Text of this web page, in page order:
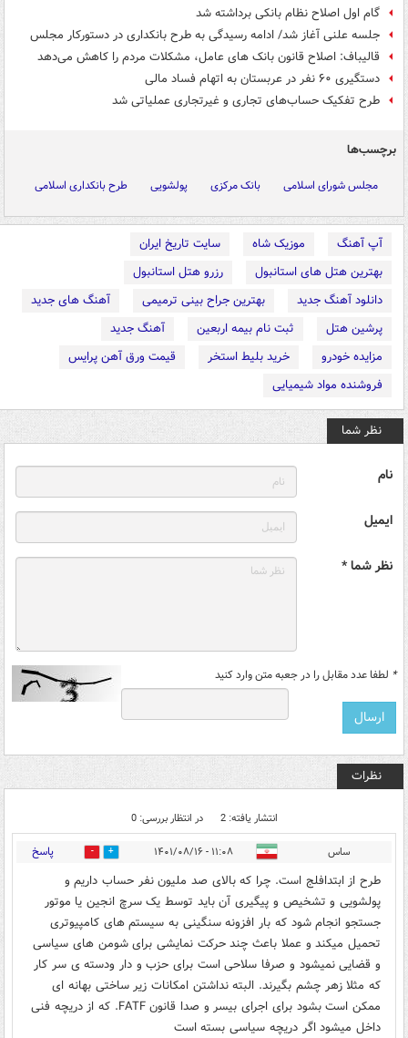
گام اول اصلاح نظام بانکی برداشته شد
جلسه علنی آغاز شد/ ادامه رسیدگی به طرح بانکداری در دستورکار مجلس
قالیباف: اصلاح قانون بانک های عامل، مشکلات مردم را کاهش می‌دهد
دستگیری ۶۰ نفر در عربستان به اتهام فساد مالی
طرح تفکیک حساب‌های تجاری و غیرتجاری عملیاتی شد
برچسب‌ها
مجلس شورای اسلامی بانک مرکزی پولشویی طرح بانکداری اسلامی
آپ آهنگ موزیک شاه
سایت تاریخ ایران
بهترین هتل های استانبول
رزرو هتل استانبول
دانلود آهنگ جدید
بهترین جراح بینی ترمیمی
آهنگ های جدید
پرشین هتل
ثبت نام بیمه اربعین
آهنگ جدید
مزایده خودرو
خرید بلیط استخر
قیمت ورق آهن پرایس
فروشنده مواد شیمیایی
نظر شما
نام
ایمیل
نظر شما *
* لطفا عدد مقابل را در جعبه متن وارد کنید
نظرات
انتشار یافته: 2 در انتظار بررسی: 0
ساس ۱۱:۰۸ - ۱۴۰۱/۰۸/۱۶ 0 پاسخ
طرح از ابتدافلج است. چرا که بالای صد ملیون نفر حساب داریم و
پولشویی و تشخیص و پیگیری آن باید توسط یک سرچ انجین یا موتور
جستجو انجام شود که بار افزونه سنگینی به سیستم های کامپیوتری
تحمیل میکند و عملا باعث چند حرکت نمایشی برای شومن های سیاسی
و قضایی نمیشود و صرفا سلاحی است برای حزب و دار ودسته ی سر کار
که مثلا زهر چشم بگیرند. البته نداشتن امکانات زیر ساختی بهانه ای
ممکن است بشود برای اجرای بیسر و صدا قانون FATF. که از دریچه فنی
داخل میشود اگر دریچه سیاسی بسته است